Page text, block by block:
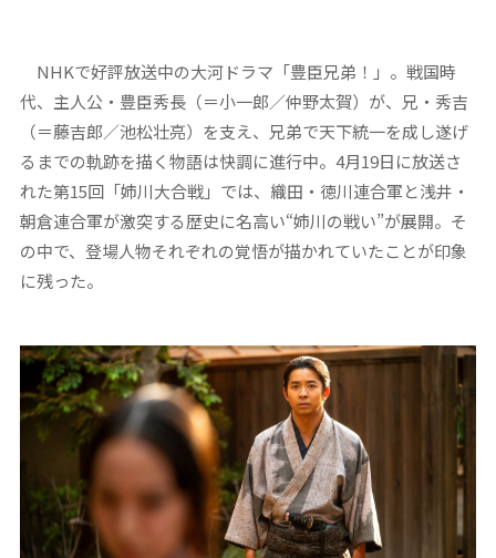
NHKで好評放送中の大河ドラマ「豊臣兄弟！」。戦国時
代、主人公・豊臣秀長（＝小一郎／仲野太賀）が、兄・秀吉
（＝藤吉郎／池松壮亮）を支え、兄弟で天下統一を成し遂げ
るまでの軌跡を描く物語は快調に進行中。4月19日に放送さ
れた第15回「姉川大合戦」では、織田・徳川連合軍と浅井・
朝倉連合軍が激突する歴史に名高い“姉川の戦い”が展開。そ
の中で、登場人物それぞれの覚悟が描かれていたことが印象
に残った。